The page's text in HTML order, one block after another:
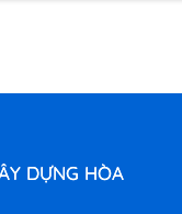
DỰNG HÒA